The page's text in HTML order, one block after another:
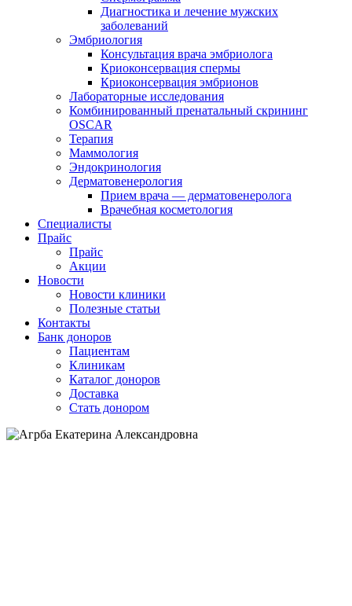
Диагностика и лечение мужских
заболеваний
Эмбриология
Консультация врача эмбриолога
Криоконсервация спермы
Криоконсервация эмбрионов
Лабораторные исследования
Комбинированный пренатальный скрининг
OSCAR
Терапия
Маммология
Эндокринология
Дерматовенерология
Прием врача — дерматовенеролога
Врачебная косметология
Специалисты
Прайс
Прайс
Акции
Новости
Новости клиники
Полезные статьи
Контакты
Банк доноров
Пациентам
Клиникам
Каталог доноров
Доставка
Стать донором